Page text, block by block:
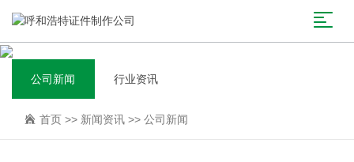
公司新闻 行业资讯
首页 >> 新闻资讯 >> 公司新闻